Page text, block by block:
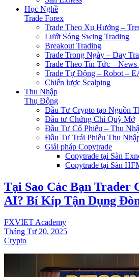
Học Nghề
Trade Forex
Trade Theo Xu Hướng –
Lướt Sóng Swing Trading
Breakout Trading
Trade Trong Ngày – Day
Trade Theo Tin Tức – News
Trade Tự Động – Robot –
Chiến lược Scalping
Thu Nhập
Thụ Động
Đầu Tư Crypto tạo Nguồn
Đầu tư Chứng Chỉ Quỹ Mở
Đầu Tư Cổ Phiếu – Thu
Đầu Tư Trái Phiếu Thu
Giải pháp Copytrade
Copytrade tại Sàn
Copytrade tại Sàn
Tại Sao Các Bạn Trader
AI? Bí Kíp Tận Dụng
FXVIET Academy
Tháng Tư 20, 2025
Crypto